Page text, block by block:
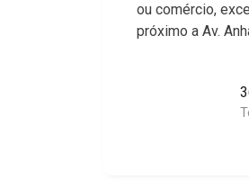
ou comércio,
próximo a Av.